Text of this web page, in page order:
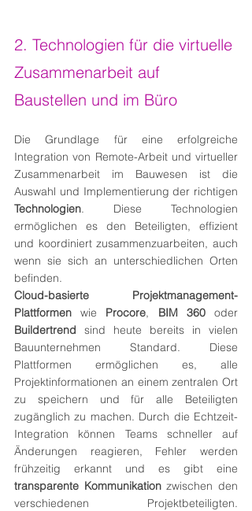
2. Technologien für die virtuelle
Zusammenarbeit auf
Baustellen und im Büro
Die Grundlage für eine erfolgreiche
Integration von Remote-Arbeit und virtueller
Zusammenarbeit im Bauwesen ist die
Technologien. Diese Technologien
ermöglichen es den Beteiligten, effizient
und koordiniert zusammenzuarbeiten, auch
wenn sie sich an unterschiedlichen Orten
befinden.
Cloud-basierte Projektmanagement-
Plattformen wie Procore, BIM 360
Buildertrend sind heute bereits in vielen
Bauunternehmen Standard. Diese
Plattformen ermöglichen es, alle
Projektinformationen an einem zentralen Ort
zu speichern und für alle Beteiligten
zugänglich zu machen. Durch die Echtzeit-
Integration können Teams schneller auf
Änderungen reagieren, Fehler werden
transparente Kommunikation zwischen den
verschiedenen Projektbeteiligten.